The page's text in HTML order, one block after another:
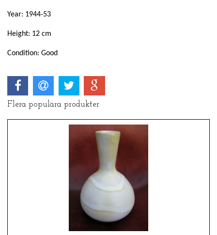
Year: 1944-53
Height: 12 cm
Condition: Good
Flera populära produkter